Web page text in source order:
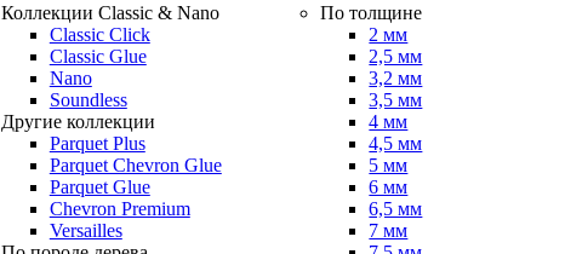
Коллекции Classic & Nano
Classic Click
Classic Glue
Nano
Soundless
Другие коллекции
Parquet Plus
Parquet Chevron Glue
Parquet Glue
Chevron Premium
Versailles
По толщине
2 мм
2,5 мм
3,2 мм
3,5 мм
4 мм
4,5 мм
5 мм
6 мм
6,5 мм
7 мм